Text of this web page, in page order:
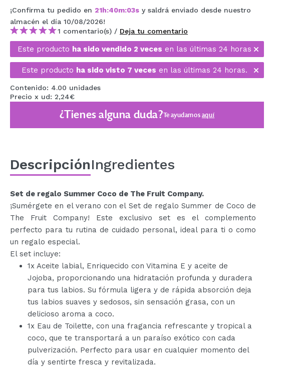
MAQUIFARMA
KOREA ZONE
TRAVEL SIZE
NATURE
OFERTAS
PRÓXIMAMENTE
¡Confirma tu pedido en 21h:40m:01sy saldrá enviado desde nuestro
almacén el día 10/08/2026!
1 comentario(s) / Deja tu comentario
Este producto ha sido vendido 2 veces en las últimas 24 horas
Este producto ha sido visto 7 veces en las últimas 24 horas.
Contenido: 4.00 unidades
Precio x ud: 2,24€
¿Tienes alguna duda?Te ayudamosaquí
DescripciónIngredientes
Set de regalo Summer Coco de The Fruit Company.
¡Sumérgete en el verano con el Set de regalo Summer de Coco de
The Fruit Company! Este exclusivo set es el complemento
perfecto para tu rutina de cuidado personal, ideal para ti o como
un regalo especial.
El set incluye:
1x Aceite labial, Enriquecido con Vitamina E y aceite de
Jojoba, proporcionando una hidratación profunda y duradera
para tus labios. Su fórmula ligera y de rápida absorción deja
tus labios suaves y sedosos, sin sensación grasa, con un
delicioso aroma a coco.
1x Eau de Toilette, con una fragancia refrescante y tropical a
coco, que te transportará a un paraíso exótico con cada
pulverización. Perfecto para usar en cualquier momento del
día y sentirte fresca y revitalizada.